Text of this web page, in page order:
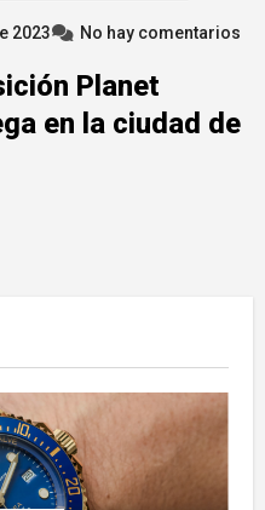
2023 No hay comentarios
Planet
en la ciudad de